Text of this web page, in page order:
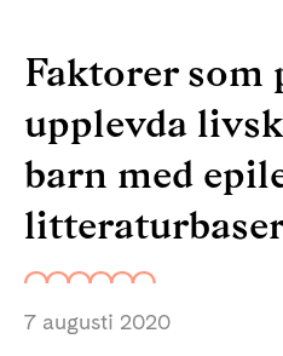
Faktorer som
upplevda
barn med
7 augusti 2020